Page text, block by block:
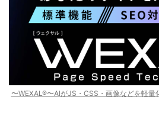
〜WEXAL®〜AIがJS・CSS・画像などを軽